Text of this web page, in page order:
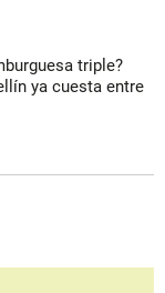
triple?
ya cuesta entre